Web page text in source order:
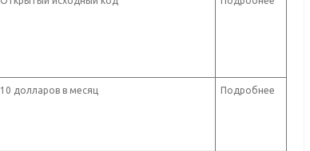
10 долларов в месяц Подробнее